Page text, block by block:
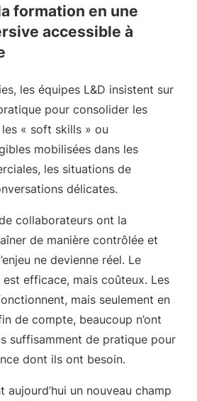
formation en une
accessible à
les équipes L&D insistent sur
pour consolider les
« soft skills » ou
mobilisées dans les
les situations de
délicates.
collaborateurs ont la
de manière contrôlée et
ne devienne réel. Le
efficace, mais coûteux. Les
mais seulement en
de compte, beaucoup n’ont
suffisamment de pratique pour
dont ils ont besoin.
aujourd’hui un nouveau champ